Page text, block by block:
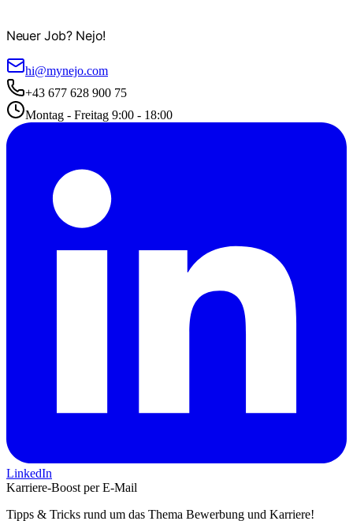
Neuer Job? Nejo!
hi@mynejo.com
+43 677 628 900 75
Montag - Freitag 9:00 - 18:00
LinkedIn
Karriere-Boost per E-Mail
Tipps & Tricks rund um das Thema Bewerbung und Karriere!